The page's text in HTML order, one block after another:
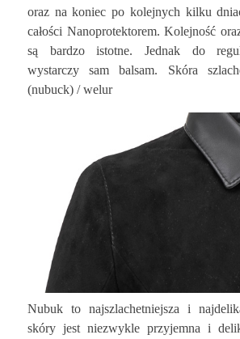
oraz na koniec po kolejnych kilku
całości Nanoprotektorem. Kolejność
są bardzo istotne. Jednak do
wystarczy sam balsam. Skóra
(nubuck) / welur
Nubuk to najszlachetniejsza i
skóry jest niezwykle przyjemna i